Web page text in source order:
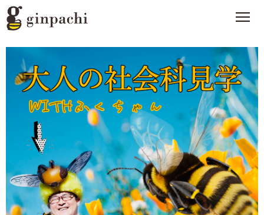
銀ぱちとは >
オンラインストア【はちみつ類】 >
オンラインストア【お酒】 >
わたしたちの活動 >